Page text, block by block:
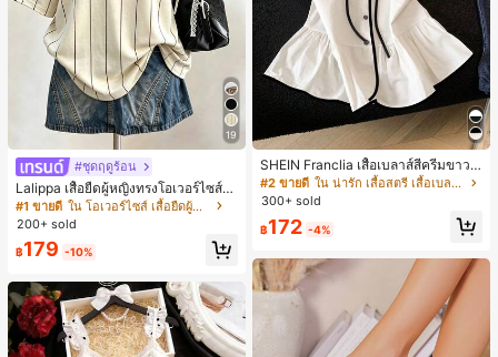
19
#ชุดฤดูร้อน
Lalippa เสื้อยืดผู้หญิงทรงโอเวอร์ไซส์ค
วามยาวกลาง คอกลม ไหล่ตก ลายพิมพ์
ตัวอักษรและลายทางแนวตั้ง สไตล์แฟชั่
นมินิมอล ของขวัญให้เพื่อน
#1 ขายดี
ใน โอเวอร์ไซส์ เสื้อยืดผู้หญิง
200+ sold
฿179 -10%
SHEIN Franclia เสื้อเบลาส์สีครีมขาวนุ่
มนวล เอวรูด, แต่งขอบตัดกัน + โบว์ผูก,
แขนพอง จับคู่กับกระโปรงชายระบาย,
กวัน
#2 ขายดี
ใน น่ารัก เสื้อสตรี เสื้อเบลาส์ & Tee
300+ sold
฿172 -4%